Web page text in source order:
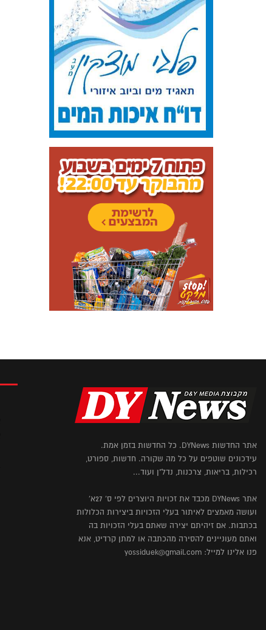
אתר החדשות DYNews. כל החדשות בזמן אמת.
עידכונים שוטפים על כל מה שקורה. חדשות, ספורט,
רכילות, בריאות, צרכנות, נדל"ן ועוד...
אתר DYNews מכבד את זכויות היוצרים לפי ס' 27א'
ועושה מאמצים לאיתור בעלי הזכויות ביצירות הכלולות
בכתבות. אם זיהיתם יצירה שאתם בעלי הזכויות בה
ואתם מעוניינים להסירה מהכתבה או למתן קרדיט, אנא
פנו אלינו למייל: yossiduek@gmail.com